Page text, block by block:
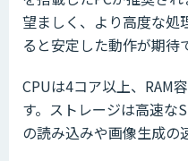
望ましく、より高度な処
ると安定した動作が期待
CPUは4コア以上、RAM
す。ストレージは高速な
の読み込みや画像生成の